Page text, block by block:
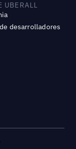
UBERALL
desarrolladores